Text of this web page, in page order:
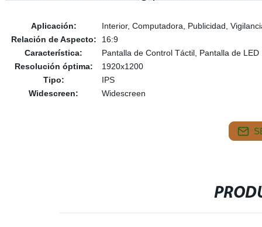
Aplicación:
Interior, Computadora, Publicidad,
Relación de Aspecto:
16:9
Característica:
Pantalla de Control Táctil, Pantalla de
Resolución óptima:
1920x1200
Tipo:
IPS
Widescreen:
Widescreen